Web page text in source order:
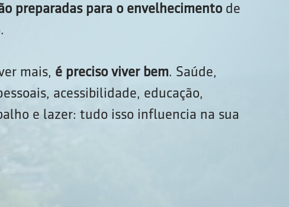
preparadas para o envelhecimento de
mais, é preciso viver bem. Saúde,
acessibilidade, educação,
e lazer: tudo isso influencia na sua